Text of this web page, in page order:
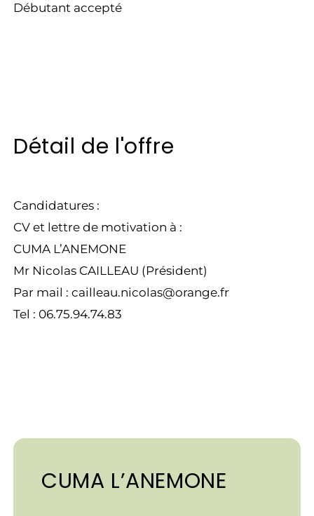
Débutant accepté
Détail de l'offre
Candidatures :
CV et lettre de motivation à :
CUMA L’ANEMONE
Mr Nicolas CAILLEAU (Président)
Par mail : cailleau.nicolas@orange.fr
Tel : 06.75.94.74.83
CUMA L’ANEMONE